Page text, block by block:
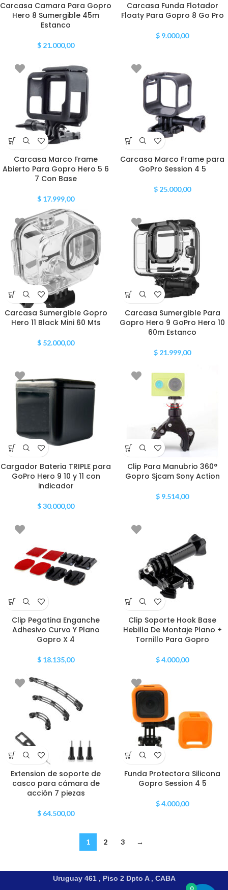
Carcasa Camara Para Gopro
Hero 8 Sumergible 45m
Estanco
$ 21.000,00
Carcasa Funda Flotador
Floaty Para Gopro 8 Go Pro
$ 9.000,00
Carcasa Marco Frame
Abierto Para Gopro Hero 5 6
7 Con Base
$ 17.999,00
Carcasa Marco Frame para
GoPro Session 4 5
$ 25.000,00
Carcasa Sumergible Gopro
Hero 11 Black Mini 60 Mts
$ 52.000,00
Carcasa Sumergible Para
Gopro Hero 9 GoPro Hero 10
60m Estanco
$ 21.999,00
Cargador Bateria TRIPLE para
GoPro Hero 9 10 y 11 con
indicador
$30.000,00
Clip Para Manubrio 360°
Gopro Sjcam Sony Action
$ 9.514,00
Clip Pegatina Enganche
Adhesivo Curvo Y Plano
Gopro X 4
$ 18.135,00
Clip Soporte Hook Base
Hebilla De Montaje Plano +
Tornillo Para Gopro
$4.000,00
Extension de soporte de
casco para cámara de
acción 7 piezas
$ 64.500,00
Funda Protectora Silicona
Gopro Session 4 5
$4.000,00
1 2 3 →
Uruguay 461 , Piso 2 Dpto A , CABA
0